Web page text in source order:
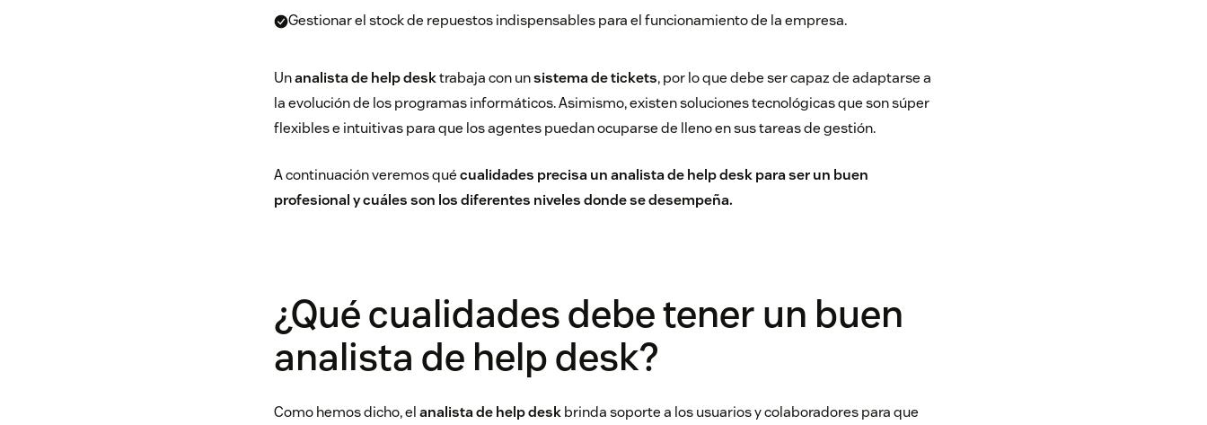
Gestionar el stock de repuestos indispensables para el funcionamiento de la empresa.
Unanalista de help desktrabaja con unsistema de tickets, por lo que debe ser capaz de adaptarse a
la evolución de los programas informáticos. Asimismo, existen soluciones tecnológicas que son súper
flexibles e intuitivas para que los agentes puedan ocuparse de lleno en sus tareas de gestión.
A continuación veremos quécualidades precisa un analista de help desk para ser un buen
profesional y cuáles son los diferentes niveles donde se desempeña.
¿Qué cualidades debe tener un buen
analista de help desk?
Como hemos dicho, elanalista de help deskbrinda soporte a los usuarios y colaboradores para que